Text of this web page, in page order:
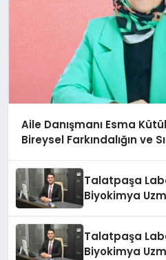
Aile Danışmanı Esma
Bireysel Farkındalığın ve
Talatpaşa
Biyokimya
Talatpaşa
Biyokimya